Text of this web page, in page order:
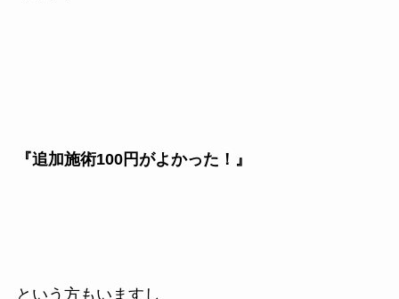
『追加施術100円がよかった！』
という方もいますし